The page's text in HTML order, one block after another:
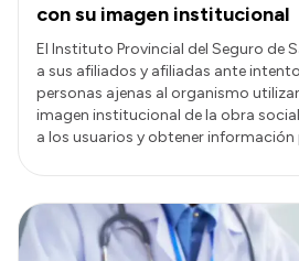
con su imagen institucional
El Instituto Provincial del Seguro de
a sus afiliados y afiliadas ante
personas ajenas al organismo
imagen institucional de la obra
a los usuarios y obtener información